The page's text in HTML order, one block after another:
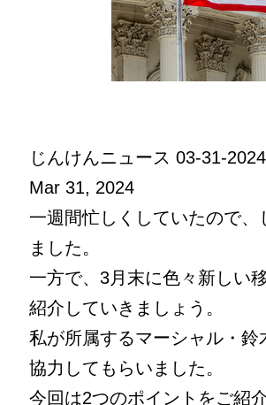
じんけんニュース 03-31-
Mar 31, 2024
一週間忙しくしていたので
ました。
一方で、3月末に色々新しい
紹介していきましょう。
私が所属するマーシャル・
協力してもらいました。
今回は2つのポイントをご紹